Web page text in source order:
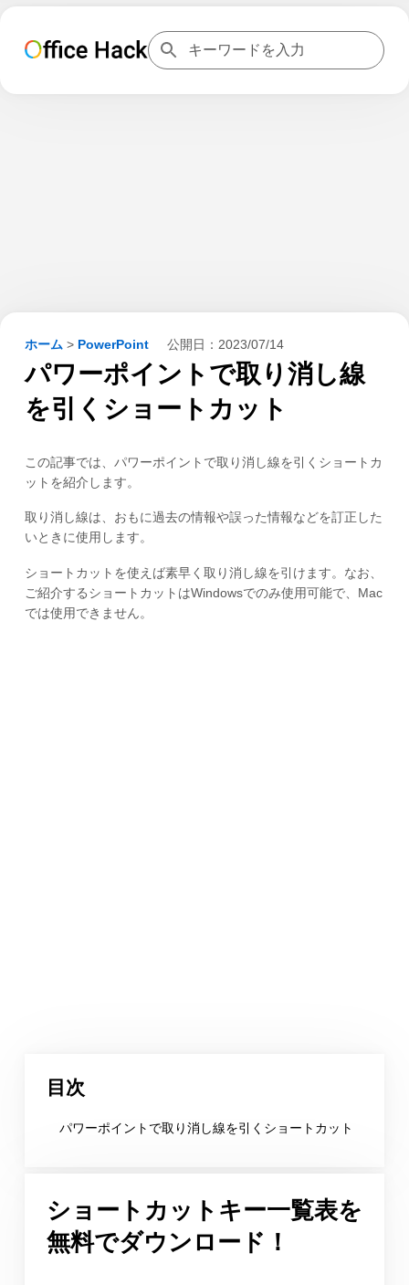
ホーム > PowerPoint 公開日： 2023/07/14
パワーポイントで取り消し線
を引くショートカット
この記事では、パワーポイントで取り消し線を引くショートカ
ットを紹介します。
取り消し線は、おもに過去の情報や誤った情報などを訂正した
いときに使用します。
ショートカットを使えば素早く取り消し線を引けます。なお、
ご紹介するショートカットはWindowsでのみ使用可能で、Mac
では使用できません。
目次
パワーポイントで取り消し線を引くショートカット
ショートカットキー一覧表を
無料でダウンロード！